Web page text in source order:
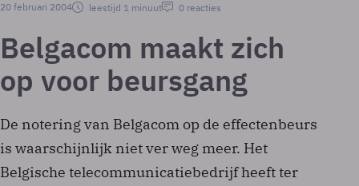
20 februari 2004
leestijd 1 minuut 0 reacties
Belgacom maakt zich
op voor beursgang
De notering van Belgacom op de effectenbeurs
is waarschijnlijk niet ver weg meer. Het
Belgische telecommunicatiebedrijf heeft ter